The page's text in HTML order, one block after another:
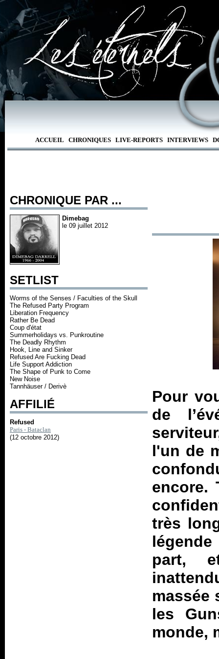
ACCUEIL CHRONIQUES LIVE-REPORTS INTERVIEWS
CHRONIQUE PAR ...
Dimebag
le 09 juillet 2012
SETLIST
Worms of the Senses / Faculties of the Skull
The Refused Party Program
Liberation Frequency
Rather Be Dead
Coup d'état
Summerholidays vs. Punkroutine
The Deadly Rhythm
Hook, Line and Sinker
Refused Are Fucking Dead
Life Support Addiction
The Shape of Punk to Come
New Noise
Tannhäuser / Derivè
AFFILIÉ
Refused
Paris - Bataclan
(12 octobre 2012)
Pour
de
l'un de
encore.
très
part,
massée
les
monde,